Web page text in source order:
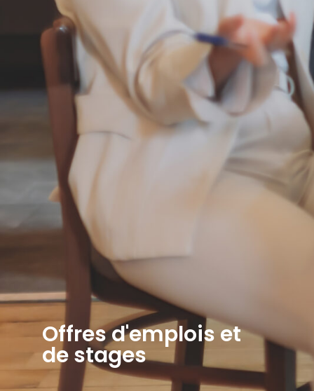
Offres d'emplois et
de stages